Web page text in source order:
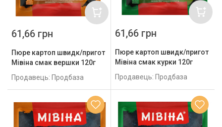
Пюре картоп швидк/пригот
Мівіна смак вершки 120г
Продавець: Продбаза
61,66 грн
Пюре картоп швидк/пригот
Мівіна смак курки 120г
Продавець: Продбаза
61,66 грн